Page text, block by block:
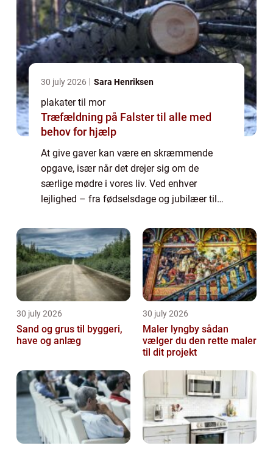
30 july 2026 Sara Henriksen
plakater til mor
Træfældning på Falster til alle med
behov for hjælp
At give gaver kan være en skræmmende
opgave, især når det drejer sig om de
særlige mødre i vores liv. Ved enhver
lejlighed – fra fødselsdage og jubilæer til
efter noget mindeværdigt og meningsfuldt.
...
30 july 2026
Sand og grus til byggeri,
have og anlæg
30 july 2026
Maler lyngby sådan
vælger du den rette maler
til dit projekt